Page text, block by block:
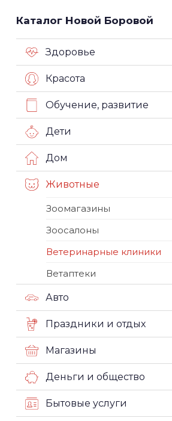
Каталог Новой Боровой
Здоровье
Красота
Обучение, развитие
Дети
Дом
Животные
Зоомагазины
Зоосалоны
Ветеринарные клиники
Ветаптеки
Авто
Праздники и отдых
Магазины
Деньги и общество
Бытовые услуги